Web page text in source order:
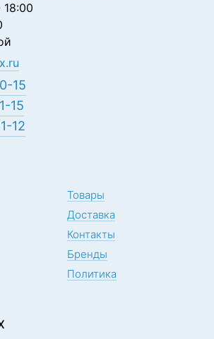
15
15
12
Товары
Доставка
Контакты
Бренды
Политика